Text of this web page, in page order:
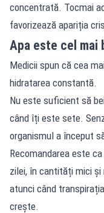
concentrată. Tocmai
favorizează apariția
Apa este cel mai
Medicii spun că cea
hidratarea constantă.
Nu este suficient să
când îți este sete.
organismul a început
Recomandarea este
zilei, în cantități mici și
atunci când
crește.